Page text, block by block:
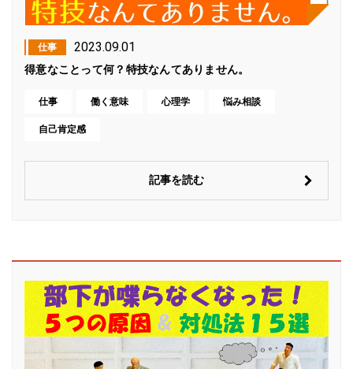
仕事 2023.09.01
得意なことって何？特技なんてありません。
仕事 働く意味 心理学 悩み相談
自己肯定感
記事を読む